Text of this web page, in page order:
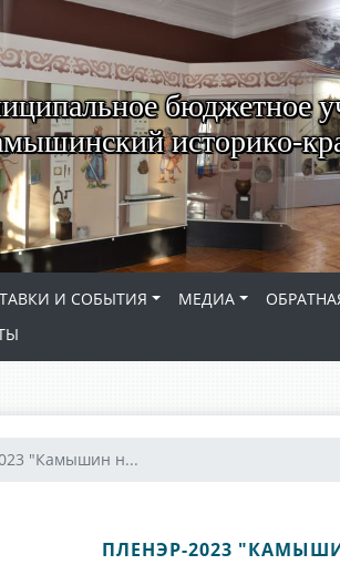
бюджетное
историко-
И СОБЫТИЯ МЕДИА
"Камышин н...
ПЛЕНЭР-2023